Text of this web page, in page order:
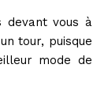
devant vous à
tour, puisque
mode de